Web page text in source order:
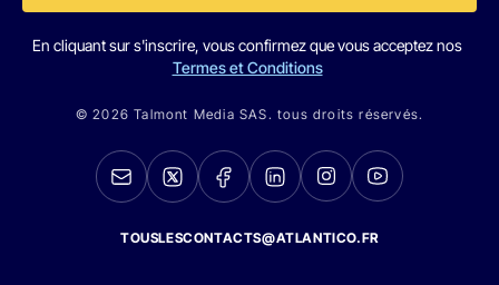
En cliquant sur s'inscrire, vous confirmez que vous acceptez nos
Termes et Conditions
© 2026 Talmont Media SAS. tous droits réservés.
TOUSLESCONTACTS@ATLANTICO.FR